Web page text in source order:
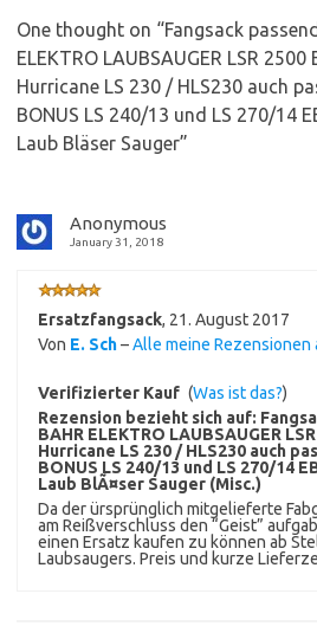
One thought on “Fangsack
ELEKTRO LAUBSAUGER LSR 2500
Hurricane LS 230 / HLS230 auch
BONUS LS 240/13 und LS 270/14
Laub Bläser Sauger”
Anonymous
January 31, 2018
Ersatzfangsack, 21. August 2017
Von E. Sch–Alle meine Rezensionen
Verifizierter Kauf (Was ist das?)
Rezension bezieht sich auf:
BAHR ELEKTRO LAUBSAUGER
Hurricane LS 230 / HLS230 auch
BONUS LS 240/13 und LS 270/14
Laub BlÃ¤ser Sauger (Misc.)
Da der ürsprünglich mitgelieferte
am Reißverschluss den “Geist”
einen Ersatz kaufen zu können ab
Laubsaugers. Preis und kurze